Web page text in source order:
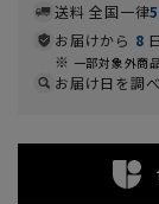
送料 全国一律
お届けから 8
一部対象外商
お届け日を調